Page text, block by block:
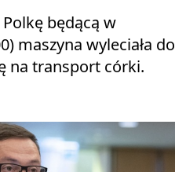
będącą w
maszyna wyleciała do
na transport córki.